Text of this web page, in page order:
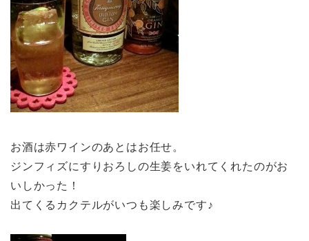
お酒は赤ワインのあとはお任せ。
ジンフィズにすりおろしの生姜をいれてくれたのがお
いしかった！
出てくるカクテルがいつも楽しみです♪